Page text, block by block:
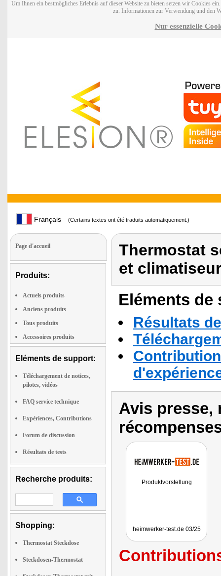
Um Ihnen ein bestmögliches Erlebnis auf dieser Website zu bieten setzen wir Cookies
zu. Informationen zur Verwendung und den
Nur essenzielle
Français (Certains textes ont été traduits automatiquement.)
Page d'accueil
Produits:
Actuels produits
Anciens produits
Tous produits
Accessoires produits
Eléments de support:
Téléchargement de notices,
pilotes, vidéos
FAQ service technique
Expériences, Contributions
Forum de discussion
Résultats de tests
Recherche produits:
Shopping:
Thermostat Steckdose
Steckdosen-Thermostat
Thermostat
et climatiseur
Eléments
Résultats
Avis presse,
Produktvorstellung
heimwerker-test.de 03/25